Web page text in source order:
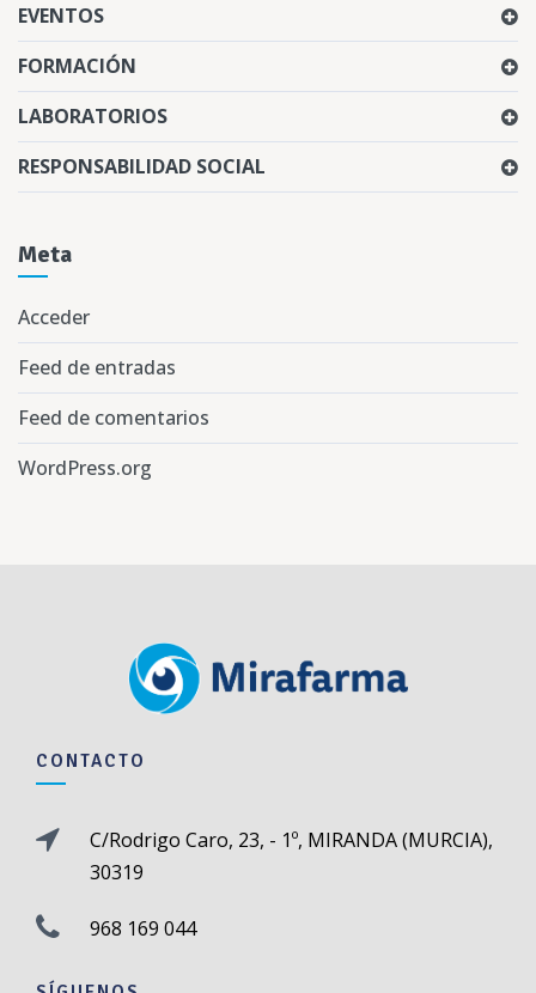
EVENTOS
FORMACIÓN
LABORATORIOS
RESPONSABILIDAD SOCIAL
Meta
Acceder
Feed de entradas
Feed de comentarios
WordPress.org
CONTACTO
C/Rodrigo Caro, 23, - 1º, MIRANDA (MURCIA),
30319
968 169 044